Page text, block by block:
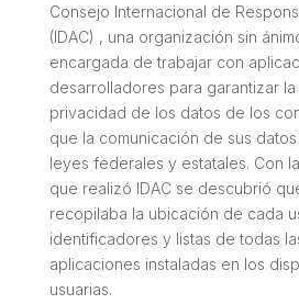
Consejo Internacional de
(IDAC) , una organización sin
encargada de trabajar con
desarrolladores para garantizar
privacidad de los datos de los
que la comunicación de sus
leyes federales y estatales. Con
que realizó IDAC se descubrió
recopilaba la ubicación de cada
identificadores y listas de todas
aplicaciones instaladas en los
usuarias.